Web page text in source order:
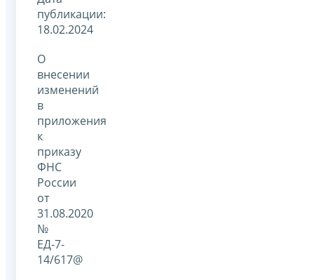
публикации:
18.02.2024
О
внесении
изменений
в
приложения
к
приказу
ФНС
России
от
31.08.2020
№
ЕД-7-
14/617@